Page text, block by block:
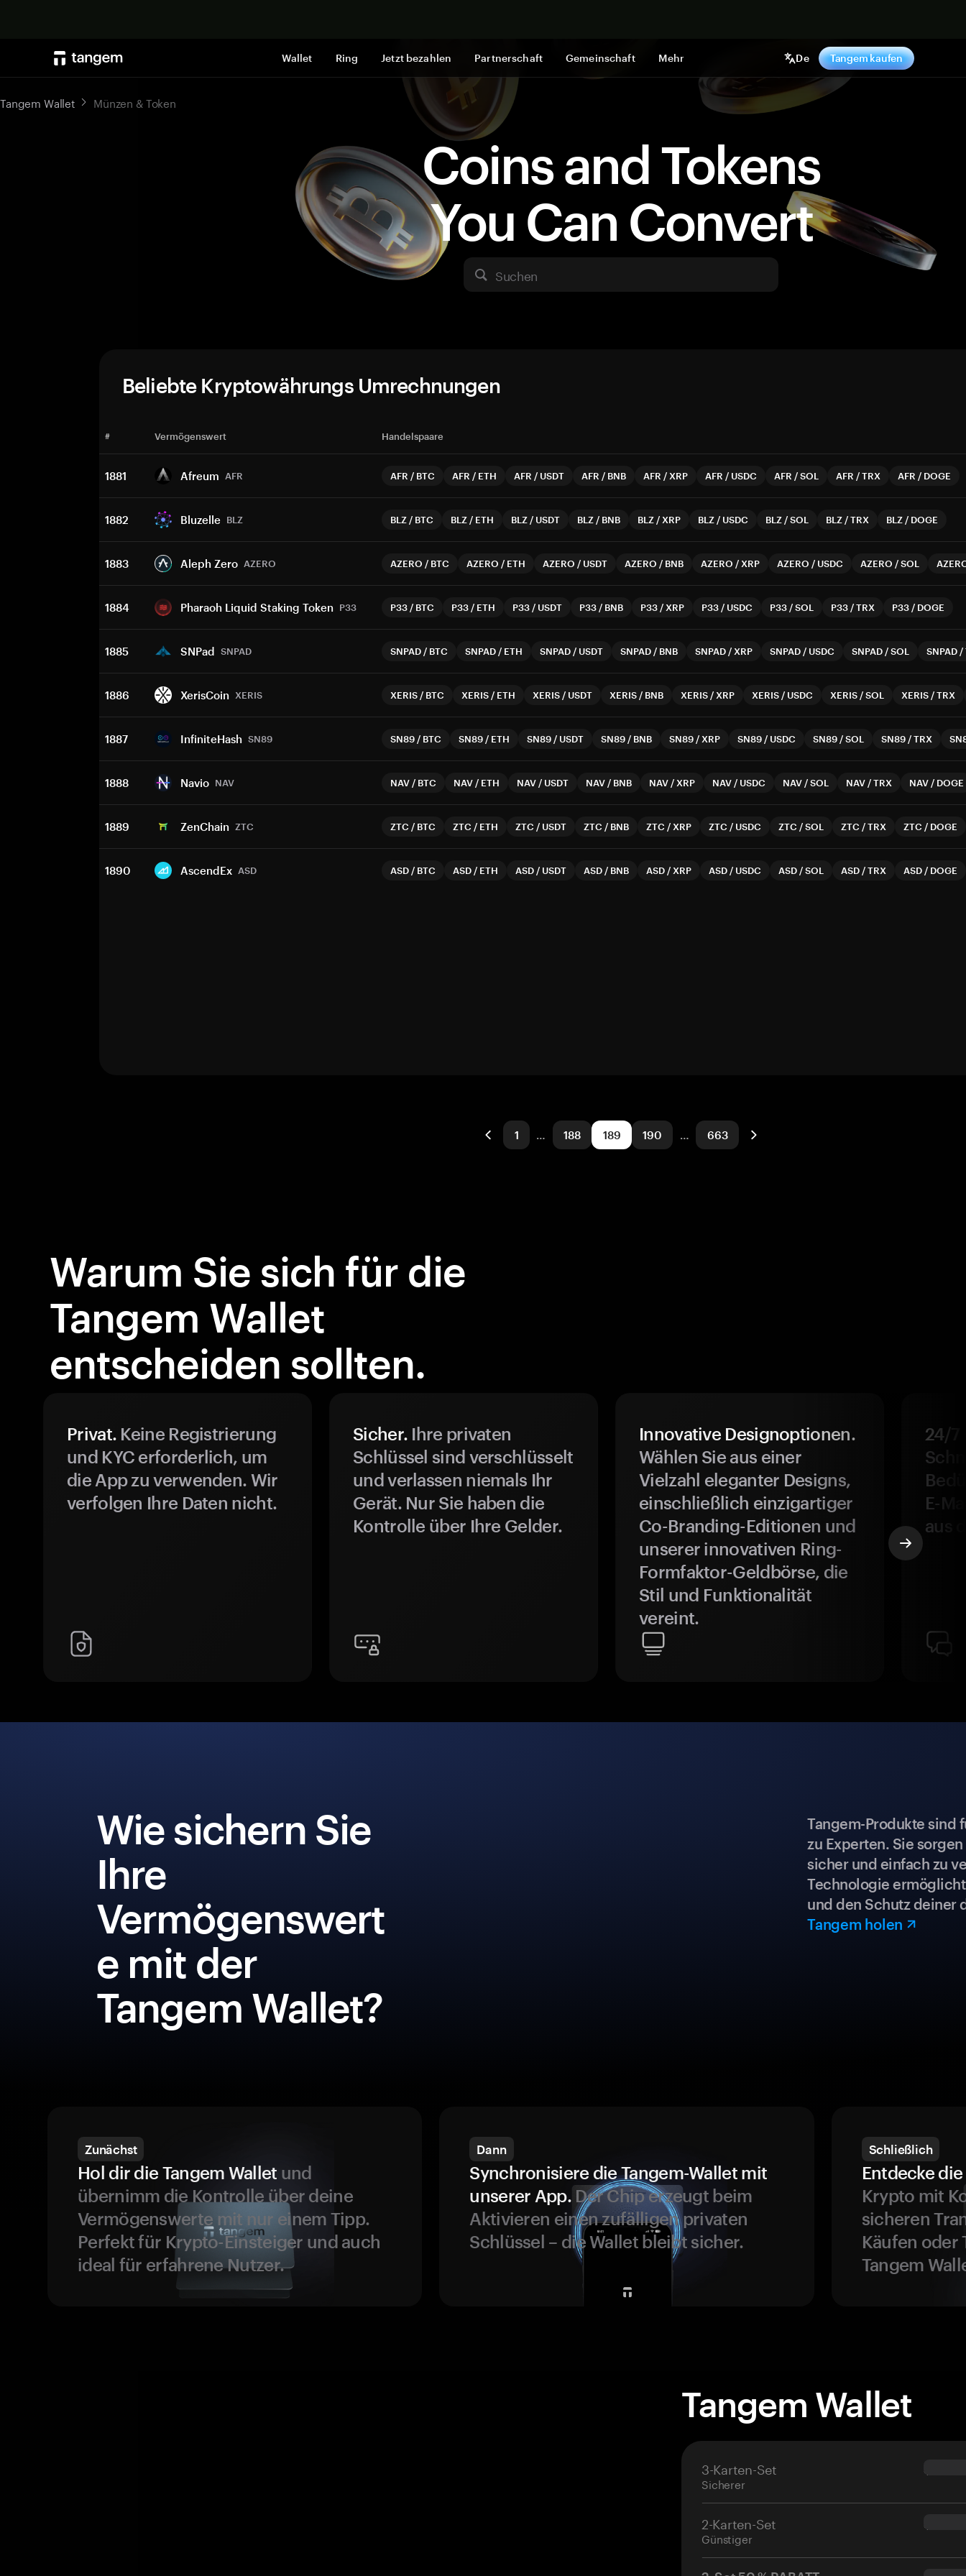
Wallet Ring Jetzt bezahlen Partnerschaft Gemeinschaft Mehr De Tangem kaufen
Coins and Tokens
You Can Convert
Suchen
Tangem Wallet Münzen & Token
Beliebte Kryptowährungs Umrechnungen
# Vermögenswert Handelspaare
1881 Afreum AFR AFR / BTC AFR / ETH AFR / USDT AFR / BNB AFR / XRP AFR / USDC AFR /SOL AFR /TRX AFR / DOGE
1882 Bluzelle BLZ BLZ / BTC BLZ / ETH BLZ / USDT BLZ / BNB BLZ / XRP BLZ / USDC BLZ /SOL BLZ /TRX BLZ / DOGE
1883 Aleph Zero AZERO AZERO / BTC AZERO / ETH AZERO / USDT AZERO / BNB AZERO / XRP AZERO / USDC AZERO /SOL
1884 Pharaoh Liquid Staking Token P33 P33 / BTC P33 / ETH P33 / USDT P33 / BNB P33 / XRP P33 / USDC P33 /SOL P33 /TRX P33 / DOGE
1885 SNPad SNPAD SNPAD / BTC SNPAD / ETH SNPAD / USDT SNPAD / BNB SNPAD / XRP SNPAD / USDC SNPAD /SOL SNPAD /
1886 XerisCoin XERIS XERIS / BTC XERIS / ETH XERIS / USDT XERIS / BNB XERIS / XRP XERIS / USDC XERIS /SOL XERIS /TRX
1887 InfiniteHash SN89 SN89 / BTC SN89 / ETH SN89 / USDT SN89 / BNB SN89 / XRP SN89 / USDC SN89 /SOL SN89 /TRX
1888 Navio NAV NAV / BTC NAV / ETH NAV / USDT NAV / BNB NAV / XRP NAV / USDC NAV /SOL NAV /TRX NAV / DOGE
1889 ZenChain ZTC ZTC / BTC ZTC / ETH ZTC / USDT ZTC / BNB ZTC / XRP ZTC / USDC ZTC /SOL ZTC /TRX ZTC / DOGE
1890 AscendEx ASD ASD / BTC ASD / ETH ASD / USDT ASD / BNB ASD / XRP ASD / USDC ASD /SOL ASD /TRX ASD / DOGE
1 … 188 189 190 … 663
Warum Sie sich für die
Tangem Wallet
entscheiden sollten.
Privat. Keine Registrierung
und KYC erforderlich, um
die App zu verwenden. Wir
verfolgen Ihre Daten nicht.
Sicher. Ihre privaten
Schlüssel sind verschlüsselt
und verlassen niemals Ihr
Gerät. Nur Sie haben die
Kontrolle über Ihre Gelder.
Innovative Designoptionen.
Wählen Sie aus einer
Vielzahl eleganter Designs,
einschließlich einzigartiger
Co-Branding-Editionen und
unserer innovativen Ring-
Formfaktor-Geldbörse, die
Stil und Funktionalität
vereint.
24/7
E-
aus
Wie sichern Sie
Ihre
Vermögenswert
e mit der
Tangem Wallet?
Tangem-Produkte sind
zu Experten. Sie
sicher und einfach zu
Technologie
und den Schutz deiner
Tangem holen
Zunächst
Hol dir die Tangem Wallet und
übernimm die Kontrolle über deine
Vermögenswerte mit nur einem Tipp.
Perfekt für Krypto-Einsteiger und auch
ideal für erfahrene Nutzer.
Dann
Synchronisiere die Tangem-Wallet mit
unserer App.Der Chip erzeugt beim
Aktivieren einen zufälligen privaten
Schlüssel – die Wallet bleibt sicher.
Schließlich
Entdecke
Krypto mit
sicheren
Käufen oder
Tangem
Tangem Wallet
3-Karten-Set
Sicherer
$69.90
2-Karten-Set
Günstiger
$54.90